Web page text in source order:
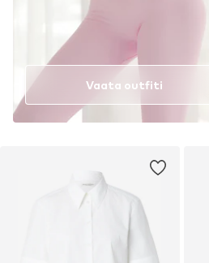
Vaata outfiti